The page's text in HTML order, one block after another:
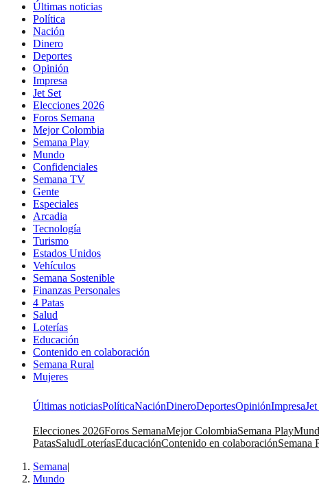
Últimas noticias
Política
Nación
Dinero
Deportes
Opinión
Impresa
Jet Set
Elecciones 2026
Foros Semana
Mejor Colombia
Semana Play
Mundo
Confidenciales
Semana TV
Gente
Especiales
Arcadia
Tecnología
Turismo
Estados Unidos
Vehículos
Semana Sostenible
Finanzas Personales
4 Patas
Salud
Loterías
Educación
Contenido en colaboración
Semana Rural
Mujeres
Últimas noticiasPolíticaNaciónDineroDeportesOpiniónImpresa
Elecciones 2026Foros SemanaMejor ColombiaSemana Play
PatasSaludLoteríasEducaciónContenido en colaboraciónSemana
Semana|
Mundo